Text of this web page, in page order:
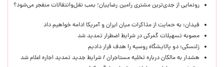
رونمایی از جدی‌ترین مشتری رامین رضاییان؛ بمب نقل‌وانتقالات منفجر می‌شود؟
فیدان: به حمایت از مذاکرات میان ایران و آمریکا ادامه خواهیم داد
مصوبه تسهیلات گمرکی در شرایط اضطرار تمدید شد
زلنسکی: دو پالایشگاه روسیه را هدف قرار دادیم
هشدار به مالکان درباره تخلیه مستاجران / شرایط جدید تمدید اجاره اعلام شد